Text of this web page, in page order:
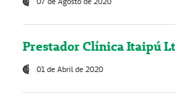
Prestador Clínica Itaipú
01 de Abril de 2020